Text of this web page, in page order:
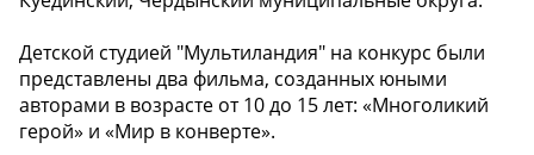
Детской студией "Мультиландия" на конкурс были
представлены два фильма, созданных юными
авторами в возрасте от 10 до 15 лет: «Многоликий
герой» и «Мир в конверте».